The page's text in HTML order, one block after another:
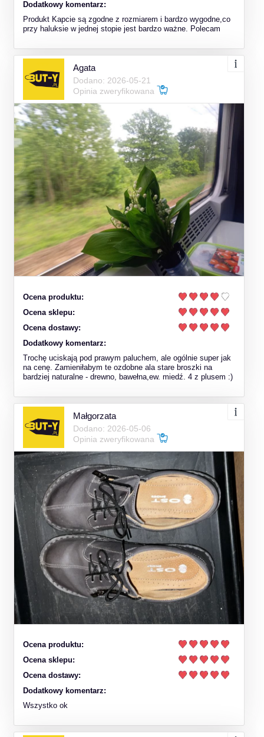
Dodatkowy komentarz:
Produkt Kapcie są zgodne z rozmiarem i bardzo wygodne,co
przy haluksie w jednej stopie jest bardzo ważne. Polecam
Agata
Dodano: 2026-05-21
Opinia zweryfikowana
Ocena produktu:
Ocena sklepu:
Ocena dostawy:
Dodatkowy komentarz:
Trochę uciskają pod prawym paluchem, ale ogólnie super jak
na cenę. Zamieniłabym te ozdobne ala stare broszki na
bardziej naturalne - drewno, bawełna,ew. miedź. 4 z plusem :)
Małgorzata
Dodano: 2026-05-06
Opinia zweryfikowana
Ocena produktu:
Ocena sklepu:
Ocena dostawy:
Dodatkowy komentarz:
Wszystko ok